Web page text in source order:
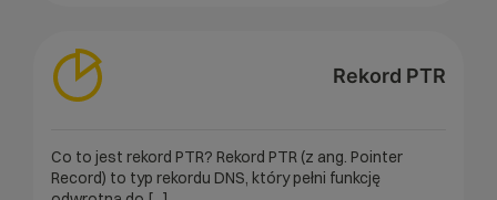
Rekord PTR
Co to jest rekord PTR? Rekord PTR (z ang. Pointer
Record) to typ rekordu DNS, który pełni funkcję